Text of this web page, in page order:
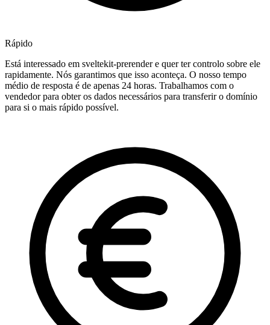
Rápido
Está interessado em sveltekit-prerender e quer ter controlo sobre ele
rapidamente. Nós garantimos que isso aconteça. O nosso tempo
médio de resposta é de apenas 24 horas. Trabalhamos com o
vendedor para obter os dados necessários para transferir o domínio
para si o mais rápido possível.